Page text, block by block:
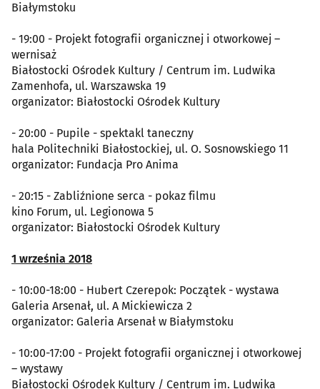
Białymstoku
- 19:00 - Projekt fotografii organicznej i otworkowej –
wernisaż
Białostocki Ośrodek Kultury / Centrum im. Ludwika
Zamenhofa, ul. Warszawska 19
organizator: Białostocki Ośrodek Kultury
- 20:00 - Pupile - spektakl taneczny
hala Politechniki Białostockiej, ul. O. Sosnowskiego 11
organizator: Fundacja Pro Anima
- 20:15 - Zabliźnione serca - pokaz filmu
kino Forum, ul. Legionowa 5
organizator: Białostocki Ośrodek Kultury
1 września 2018
- 10:00-18:00 - Hubert Czerepok: Początek - wystawa
Galeria Arsenał, ul. A Mickiewicza 2
organizator: Galeria Arsenał w Białymstoku
- 10:00-17:00 - Projekt fotografii organicznej i otworkowej
– wystawy
Białostocki Ośrodek Kultury / Centrum im. Ludwika